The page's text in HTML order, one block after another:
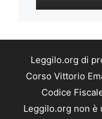
Leggilo.org di
Corso Vittorio
Codice
Leggilo.org non è